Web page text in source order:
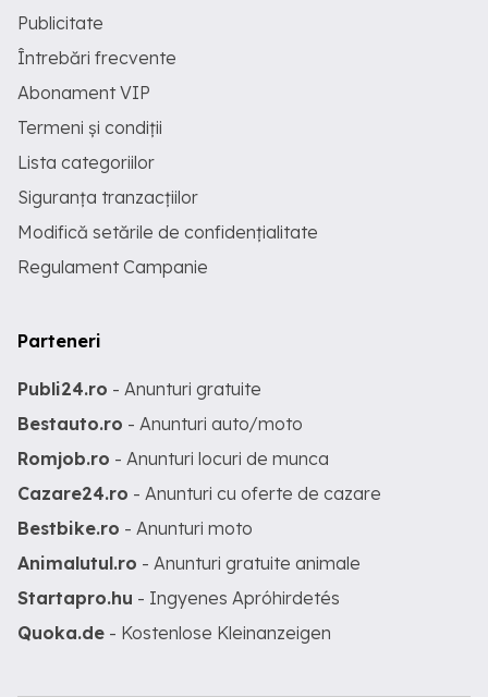
Publicitate
Întrebări frecvente
Abonament VIP
Termeni și condiții
Lista categoriilor
Siguranța tranzacțiilor
Modifică setările de confidențialitate
Regulament Campanie
Parteneri
Publi24.ro - Anunturi gratuite
Bestauto.ro - Anunturi auto/moto
Romjob.ro - Anunturi locuri de munca
Cazare24.ro - Anunturi cu oferte de cazare
Bestbike.ro - Anunturi moto
Animalutul.ro - Anunturi gratuite animale
Startapro.hu - Ingyenes Apróhirdetés
Quoka.de - Kostenlose Kleinanzeigen